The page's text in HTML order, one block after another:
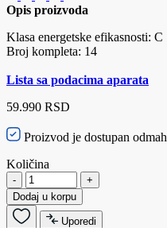
Opis proizvoda
Klasa energetske efikasnosti: C
Broj kompleta: 14
Lista sa podacima aparata
59.990 RSD
Proizvod je dostupan odmah
Količina
-
+
Dodaj u korpu
Uporedi